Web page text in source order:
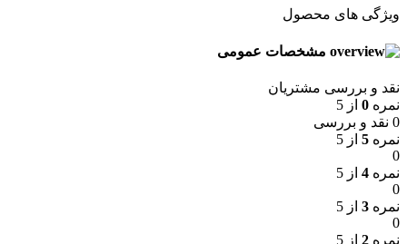
ویژگی های محصول
مشخصات عمومی
نقد و بررسی مشتریان
نمره 0 از 5
0 نقد و بررسی
نمره 5 از 5
0
نمره 4 از 5
0
نمره 3 از 5
0
نمره 2 از 5